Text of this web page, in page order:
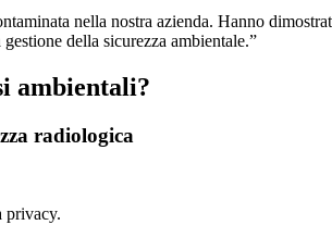
nella nostra azienda. Hanno
della sicurezza ambientale.”
ambientali?
radiologica
privacy.